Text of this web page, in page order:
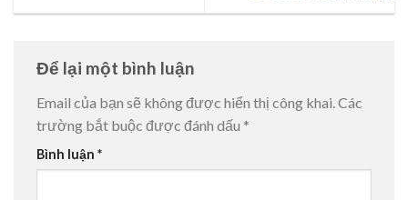
Để lại một bình luận
Email của bạn sẽ không được hiển thị công khai. Các
trường bắt buộc được đánh dấu *
Bình luận *